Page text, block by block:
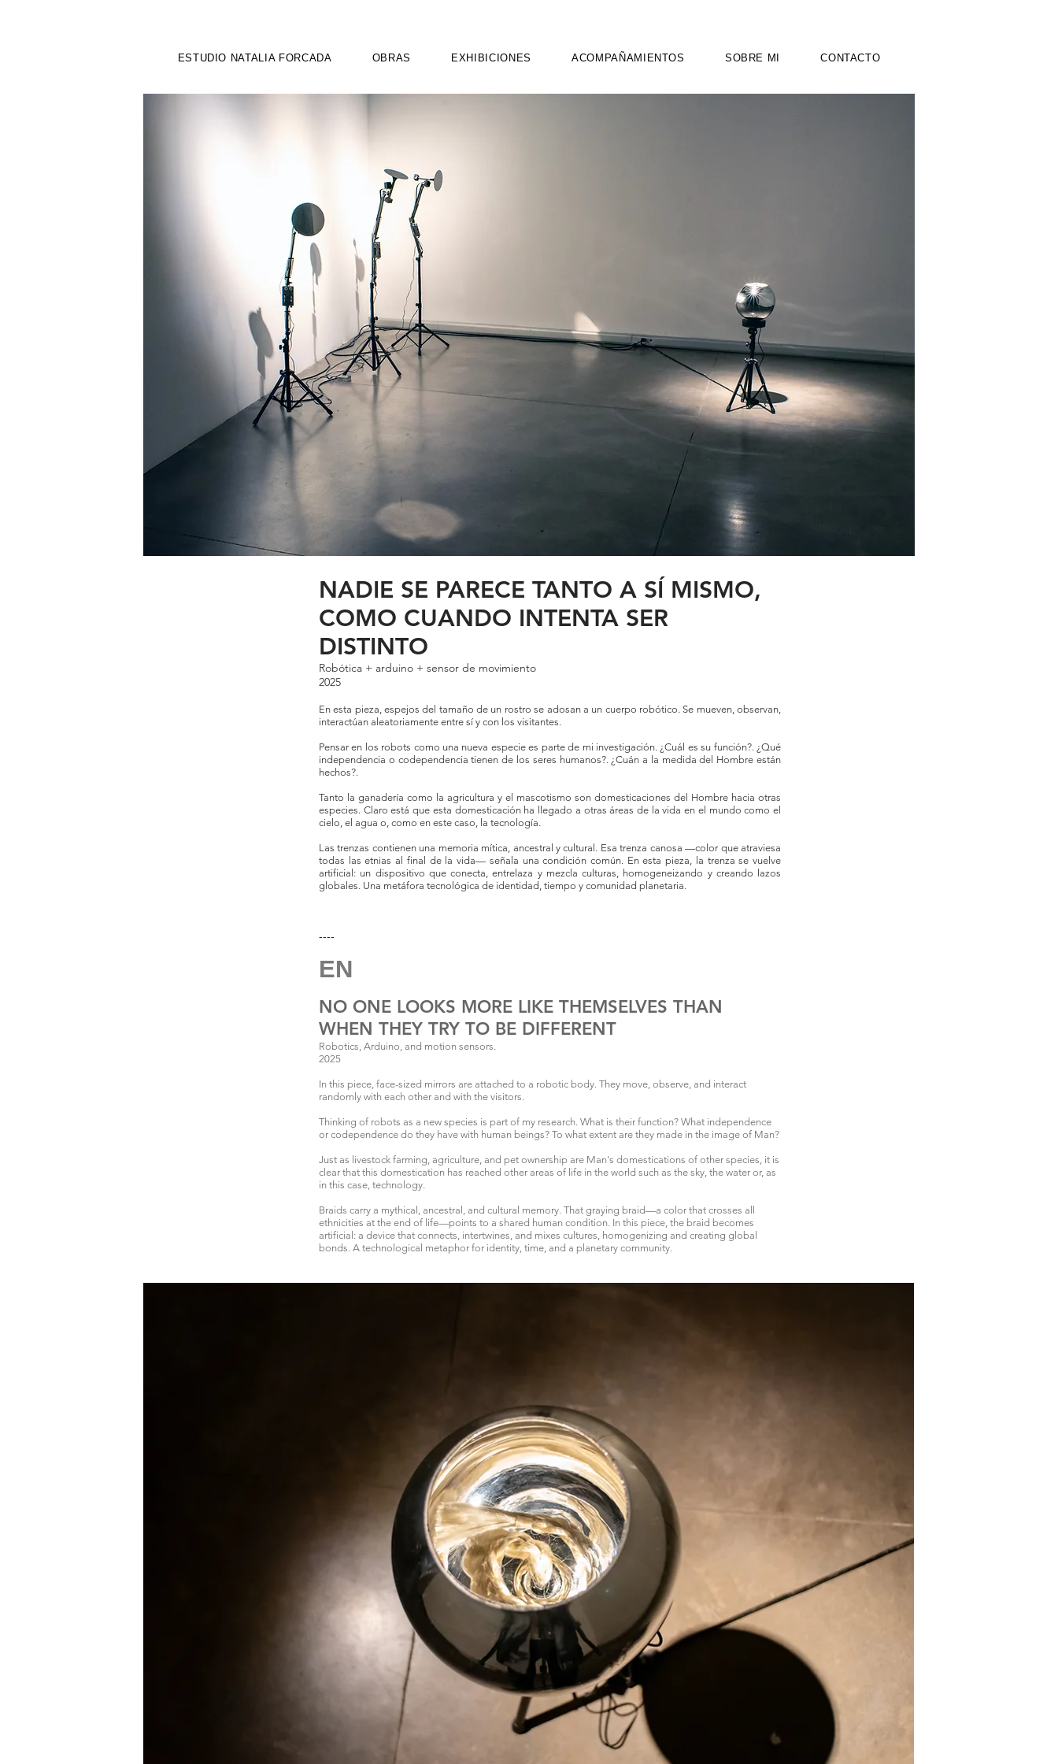
ESTUDIO NATALIA FORCADA OBRAS EXHIBICIONES ACOMPAÑAMIENTOS SOBRE MI CONTACTO
NADIE SE PARECE TANTO A SÍ MISMO,
COMO CUANDO INTENTA SER
DISTINTO
Robótica + arduino + sensor de movimiento
2025
En esta pieza, espejos del tamaño de un rostro se adosan a un cuerpo robótico. Se mueven, observan,
interactúan aleatoriamente entre sí y con los visitantes.
Pensar en los robots como una nueva especie es parte de mi investigación. ¿Cuál es su función?. ¿Qué
independencia o codependencia tienen de los seres humanos?. ¿Cuán a la medida del Hombre están
hechos?.
Tanto la ganadería como la agricultura y el mascotismo son domesticaciones del Hombre hacia otras
especies. Claro está que esta domesticación ha llegado a otras áreas de la vida en el mundo como el
cielo, el agua o, como en este caso, la tecnología.
Las trenzas contienen una memoria mítica, ancestral y cultural. Esa trenza canosa —color que atraviesa
todas las etnias al final de la vida— señala una condición común. En esta pieza, la trenza se vuelve
artificial: un dispositivo que conecta, entrelaza y mezcla culturas, homogeneizando y creando lazos
globales. Una metáfora tecnológica de identidad, tiempo y comunidad planetaria.
----
EN
NO ONE LOOKS MORE LIKE THEMSELVES THAN
WHEN THEY TRY TO BE DIFFERENT
Robotics, Arduino, and motion sensors.
2025
In this piece, face-sized mirrors are attached to a robotic body. They move, observe, and interact
randomly with each other and with the visitors.
Thinking of robots as a new species is part of my research. What is their function? What independence
or codependence do they have with human beings? To what extent are they made in the image of Man?
Just as livestock farming, agriculture, and pet ownership are Man's domestications of other species, it is
clear that this domestication has reached other areas of life in the world such as the sky, the water or, as
in this case, technology.
Braids carry a mythical, ancestral, and cultural memory. That graying braid—a color that crosses all
ethnicities at the end of life—points to a shared human condition. In this piece, the braid becomes
artificial: a device that connects, intertwines, and mixes cultures, homogenizing and creating global
bonds. A technological metaphor for identity, time, and a planetary community.